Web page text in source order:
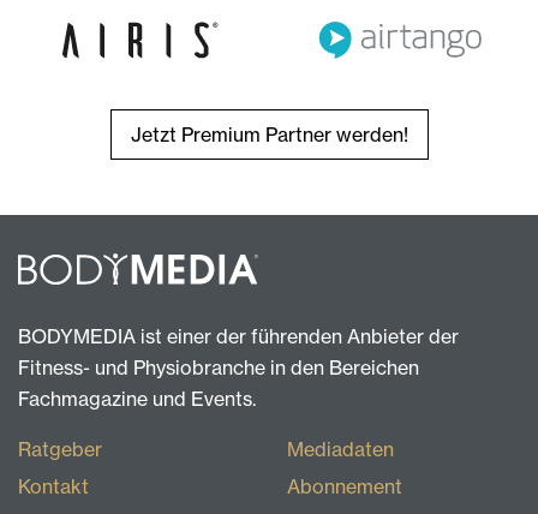
Jetzt Premium Partner werden!
BODYMEDIA ist einer der führenden Anbieter der
Fitness- und Physiobranche in den Bereichen
Fachmagazine und Events.
Ratgeber
Kontakt
Mediadaten
Abonnement